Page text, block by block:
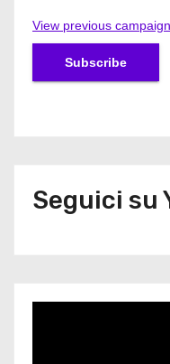
View previous
Seguici su